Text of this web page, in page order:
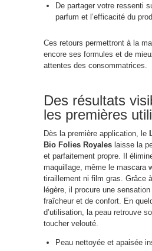
De partager votre ressenti
parfum et l’efficacité du
Ces retours permettront à la
encore ses formules et de
attentes des consommatrices.
Des résultats
les premières
Dès la première application, le
Bio Folies Royales laisse la
et parfaitement propre. Il
maquillage, même le mascara
tiraillement ni film gras. Grâce
légère, il procure une
fraîcheur et de confort. En
d’utilisation, la peau retrouve
toucher velouté.
Peau nettoyée et apaisée